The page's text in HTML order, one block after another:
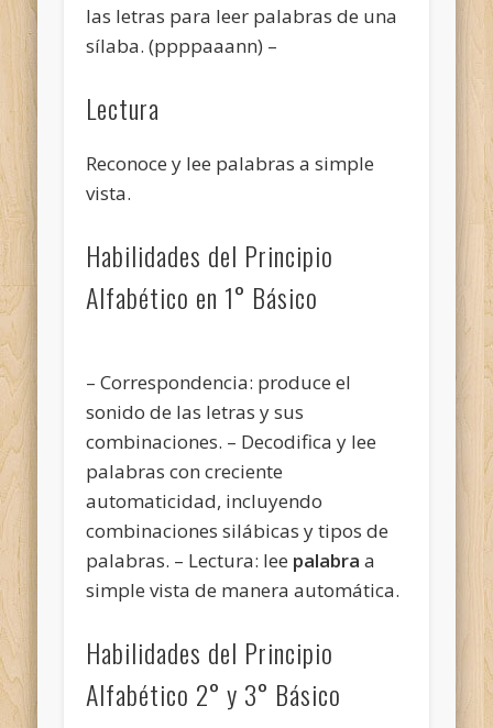
las letras para leer palabras de una
sílaba. (ppppaaann) –
Lectura
Reconoce y lee palabras a simple
vista.
Habilidades del Principio
Alfabético en 1° Básico
– Correspondencia: produce el
sonido de las letras y sus
combinaciones. – Decodifica y lee
palabras con creciente
automaticidad, incluyendo
combinaciones silábicas y tipos de
palabras. – Lectura: lee palabra a
simple vista de manera automática.
Habilidades del Principio
Alfabético 2° y 3° Básico